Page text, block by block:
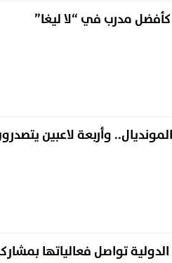
مدرب في “لا ليغا”
وأربعة لاعبين
تواصل فعالياتها